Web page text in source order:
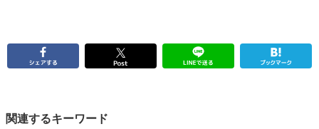
関連するキーワード